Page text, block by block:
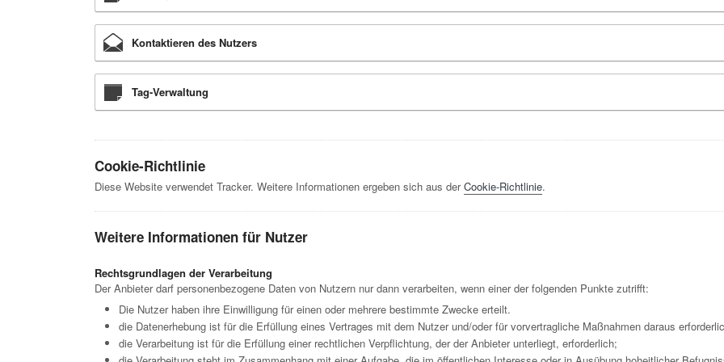
Kontaktieren des Nutzers
Tag-Verwaltung
Cookie-Richtlinie
Diese Website verwendet Tracker. Weitere Informationen ergeben sich aus derCookie-Richtlinie.
Weitere Informationen für Nutzer
Rechtsgrundlagen der Verarbeitung
Der Anbieter darf personenbezogene Daten von Nutzern nur dann verarbeiten, wenn einer der folgenden Punkte zutrifft:
Die Nutzer haben ihre Einwilligung für einen oder mehrere bestimmte Zwecke erteilt.
die Datenerhebung ist für die Erfüllung eines Vertrages mit dem Nutzer und/oder für vorvertragliche Maßnahmen daraus
die Verarbeitung ist für die Erfüllung einer rechtlichen Verpflichtung, der der Anbieter unterliegt, erforderlich;